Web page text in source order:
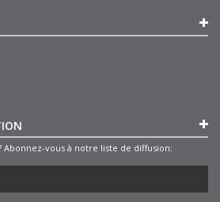
vous à notre liste de diffusion: